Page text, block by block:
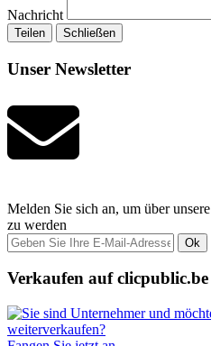
Nachricht
Teilen Schließen
Unser Newsletter
Melden Sie sich an, um über
zu werden
Ok
Verkaufen auf clicpublic.be